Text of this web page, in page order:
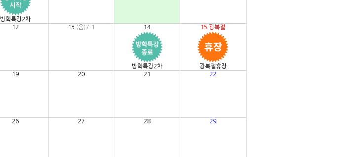
방학특강2차
12 13 (음)7.1 14
방학특강2차
15 광복절
광복절휴장
19 20 21 22
26 27 28 29